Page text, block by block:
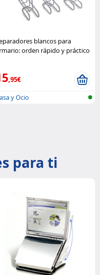
blancos para
orden rápido y práctico
,95€
y Ocio
para ti